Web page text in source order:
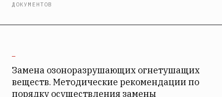
ДОКУМЕНТОВ
—
Замена озоноразрушающих огнетушащих
веществ. Методические рекомендации по
порядку осуществления замены